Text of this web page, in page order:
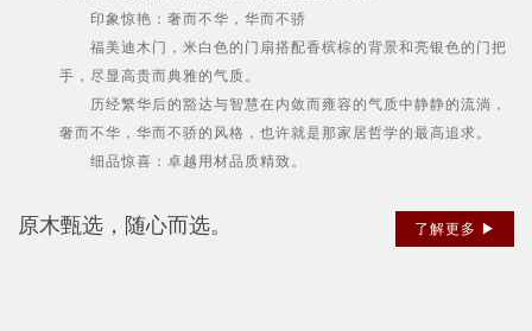
印象惊艳：奢而不华，华而不骄
福美迪木门，米白色的门扇搭配香槟棕的背景和亮银色的门把
手，尽显高贵而典雅的气质。
历经繁华后的豁达与智慧在内敛而雍容的气质中静静的流淌，
奢而不华，华而不骄的风格，也许就是那家居哲学的最高追求。
细品惊喜：卓越用材品质精致。
了解更多 ▶
原木甄选，随心而选。